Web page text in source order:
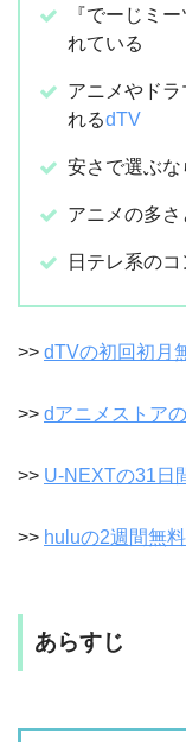
『でーじミ
れている
アニメやド
れるdTV
安さで選ぶな
アニメの多
日テレ系の
>> dTVの初回初月
>> dアニメストア
>> U-NEXTの31日
>> huluの2週間無
あらすじ